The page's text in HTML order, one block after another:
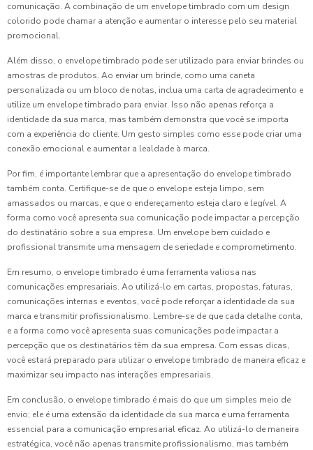
comunicação. A combinação de um envelope timbrado com um design
colorido pode chamar a atenção e aumentar o interesse pelo seu material
promocional.
Além disso, o envelope timbrado pode ser utilizado para enviar brindes ou
amostras de produtos. Ao enviar um brinde, como uma caneta
personalizada ou um bloco de notas, inclua uma carta de agradecimento e
utilize um envelope timbrado para enviar. Isso não apenas reforça a
identidade da sua marca, mas também demonstra que você se importa
com a experiência do cliente. Um gesto simples como esse pode criar uma
conexão emocional e aumentar a lealdade à marca.
Por fim, é importante lembrar que a apresentação do envelope timbrado
também conta. Certifique-se de que o envelope esteja limpo, sem
amassados ou marcas, e que o endereçamento esteja claro e legível. A
forma como você apresenta sua comunicação pode impactar a percepção
do destinatário sobre a sua empresa. Um envelope bem cuidado e
profissional transmite uma mensagem de seriedade e comprometimento.
Em resumo, o envelope timbrado é uma ferramenta valiosa nas
comunicações empresariais. Ao utilizá-lo em cartas, propostas, faturas,
comunicações internas e eventos, você pode reforçar a identidade da sua
marca e transmitir profissionalismo. Lembre-se de que cada detalhe conta,
e a forma como você apresenta suas comunicações pode impactar a
percepção que os destinatários têm da sua empresa. Com essas dicas,
você estará preparado para utilizar o envelope timbrado de maneira eficaz e
maximizar seu impacto nas interações empresariais.
Em conclusão, o envelope timbrado é mais do que um simples meio de
envio; ele é uma extensão da identidade da sua marca e uma ferramenta
essencial para a comunicação empresarial eficaz. Ao utilizá-lo de maneira
estratégica, você não apenas transmite profissionalismo, mas também